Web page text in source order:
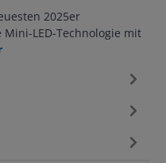
2025er
LED-Technologie mit